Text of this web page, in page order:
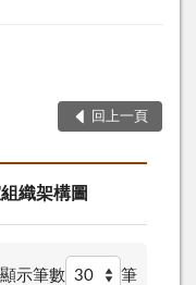
回上一頁
織架構圖
示筆數 筆